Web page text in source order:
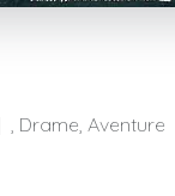
, Drame, Aventure